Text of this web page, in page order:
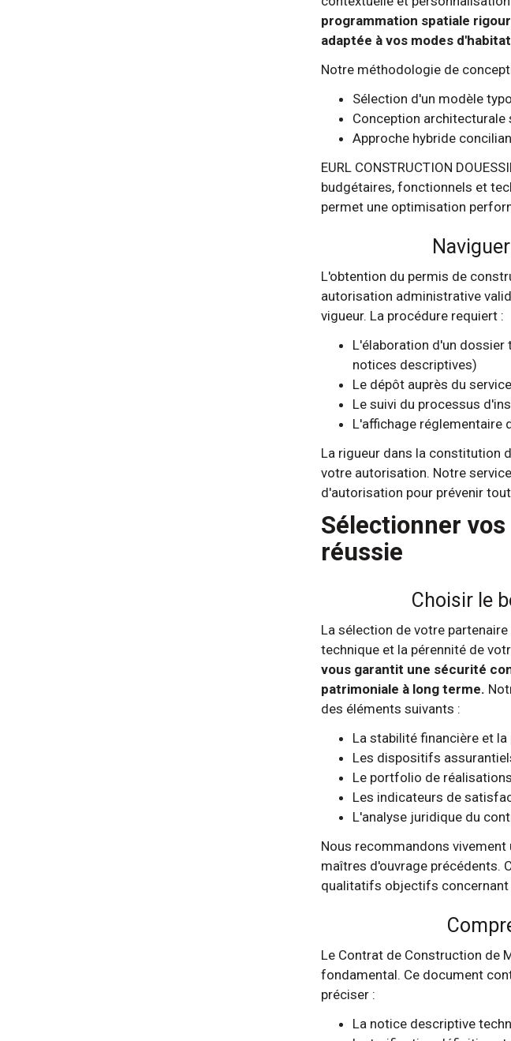
programmation spatiale
adaptée à vos modes
Notre méthodologie de
Sélection d'un modèle
Conception
Approche hybride
EURL CONSTRUCTION
budgétaires, fonctionnels et
permet une optimisation
L'obtention du permis de
autorisation administrative
vigueur. La procédure requiert :
L'élaboration d'un
notices descriptives)
Le dépôt auprès du
Le suivi du processus
L'affichage réglementaire
La rigueur dans la constitution
votre autorisation. Notre
d'autorisation pour prévenir
Sélectionner
réussie
Choisir le
La sélection de votre
technique et la pérennité de
vous garantit une sécurité
patrimoniale à long terme.
des éléments suivants :
La stabilité financière et
Les dispositifs
Le portfolio de
Les indicateurs de
L'analyse juridique du
Nous recommandons
maîtres d'ouvrage précédents.
qualitatifs objectifs
Le Contrat de Construction de
fondamental. Ce document
préciser :
La notice descriptive